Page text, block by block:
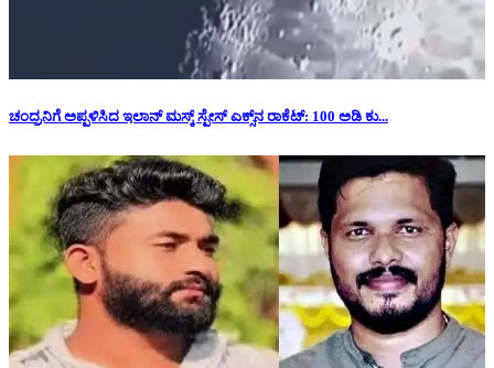
ಚಂದ್ರನಿಗೆ ಅಪ್ಪಳಿಸಿದ ಇಲಾನ್ ಮಸ್ಕ್ ಸ್ಪೇಸ್‌ ಎಕ್ಸ್‌ನ ರಾಕೆಟ್‌: 100 ಅಡಿ ಕು...